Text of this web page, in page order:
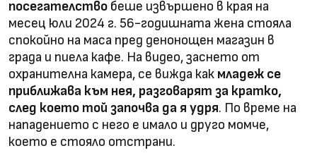
посегателство беше извършено в края на
месец юли 2024 г. 56-годишната жена стояла
спокойно на маса пред денонощен магазин в
града и пиела кафе. На видео, заснето от
охранителна камера, се вижда как младеж се
приближава към нея, разговарят за кратко,
след което той започва да я удря. По време на
нападението с него е имало и друго момче,
което е стояло отстрани.